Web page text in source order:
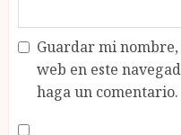
Guardar mi
web en este
haga un comentario.